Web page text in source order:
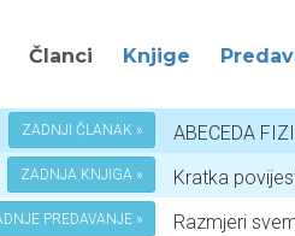
Članci Knjige
ZADNJI ČLANAK » ABECEDA
ZADNJA KNJIGA » Kratka
PREDAVANJE » Razmjeri